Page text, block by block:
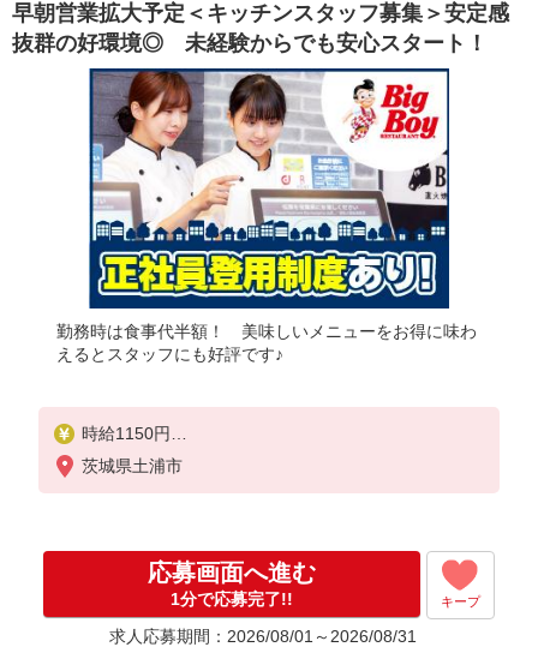
早朝営業拡大予定＜キッチンスタッフ募集＞安定感
抜群の好環境◎ 未経験からでも安心スタート！
勤務時は食事代半額！ 美味しいメニューをお得に味わ
えるとスタッフにも好評です♪
時給1150円
※22:00以降は時給1538円（深夜加給＋100円含む）
※高校生時給1100円
土日・祝は時給＋50円
※高校生は学校からの許可が必要な場合、通学中の
学校からの許可証が必要となります。
茨城県土浦市
応募画面へ進む
1分で応募完了!! キープ
求人応募期間：2026/08/01～2026/08/31